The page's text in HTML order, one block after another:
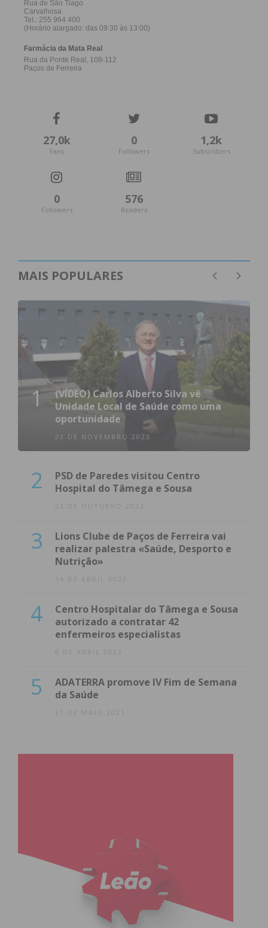
Subscreva a newsletter do
Imediato
Assine nossa newsletter por e-mail e
obtenha de forma regular a informação
condições
27,0k
Fans
0
Followers
1,2k
Subscribers
0
Followers
576
Readers
MAIS POPULARES
1
(VÍDEO) Carlos Alberto Silva vê
Unidade Local de Saúde como uma
oportunidade
23 DE NOVEMBRO 2023
2
PSD de Paredes visitou Centro
Hospital do Tâmega e Sousa
23 DE OUTUBRO 2023
3
Lions Clube de Paços de Ferreira vai
realizar palestra «Saúde, Desporto e
Nutrição»
14 DE ABRIL 2022
4
Centro Hospitalar do Tâmega e Sousa
autorizado a contratar 42
enfermeiros especialistas
8 DE ABRIL 2022
5
ADATERRA promove IV Fim de Semana
da Saúde
21 DE MAIO 2021